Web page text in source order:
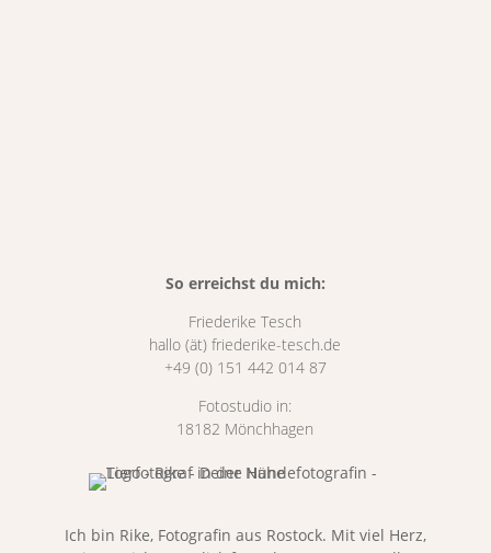
So erreichst du mich:
Friederike Tesch
hallo (ät) friederike-tesch.de
+49 (0) 151 442 014 87
Fotostudio in:
18182 Mönchhagen
Ich bin Rike, Fotografin aus Rostock. Mit viel Herz,